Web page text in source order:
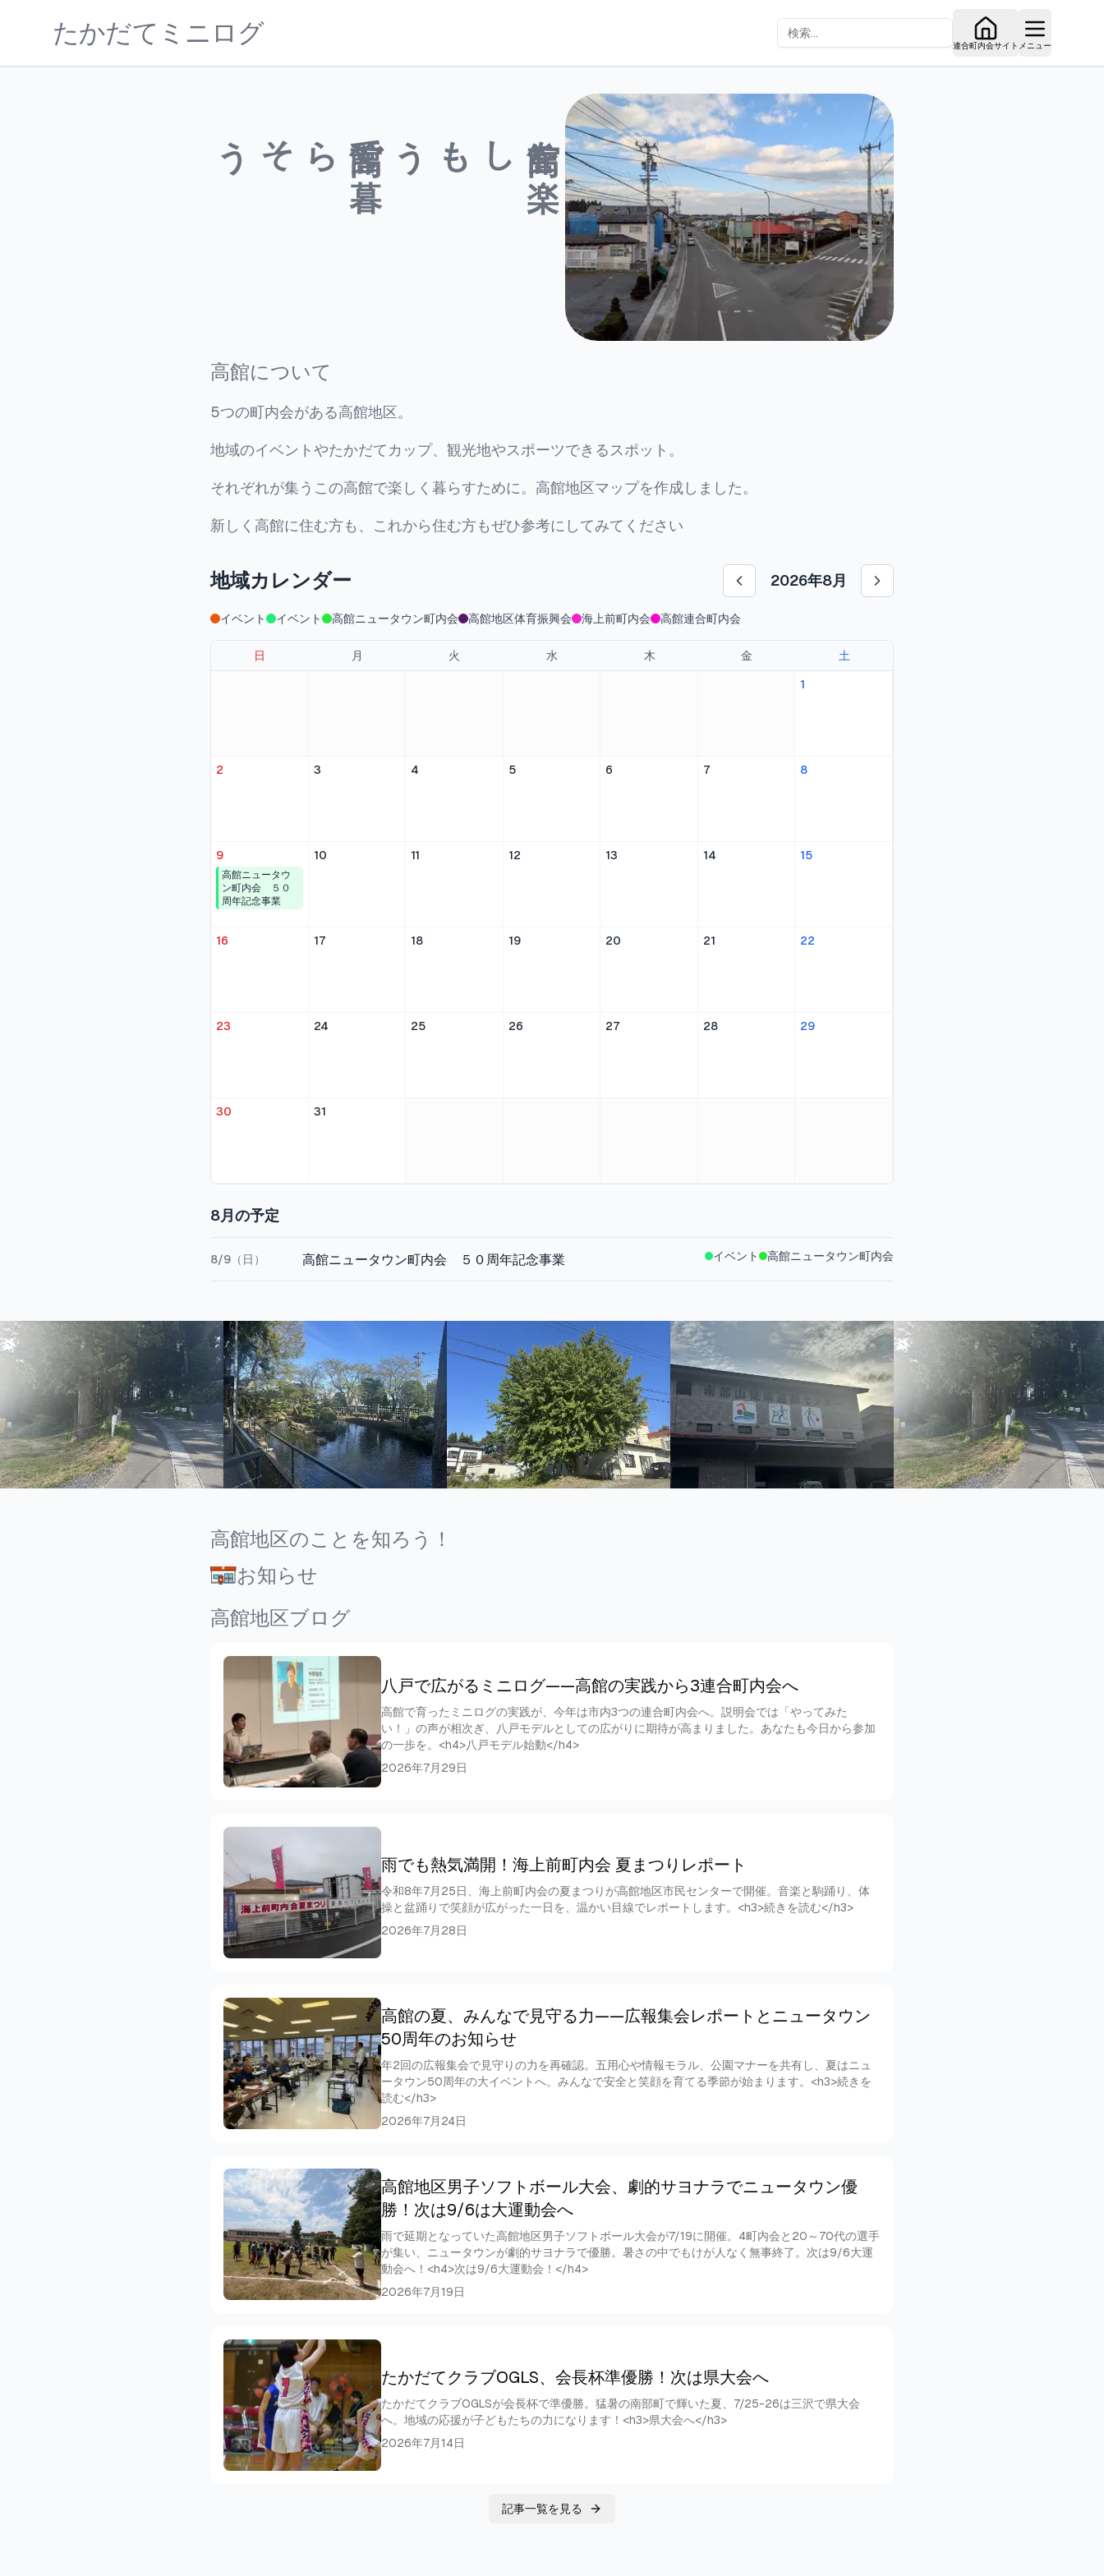
たかだてミニログ 連合町内会サイト メニュー
高館で
暮
らそう 高館を
楽
しもう
高館について
5つの町内会がある高館地区。
地域のイベントやたかだてカップ、観光地やスポーツできるスポット。
それぞれが集うこの高館で楽しく暮らすために。高館地区マップを作成しました。
新しく高館に住む方も、これから住む方もぜひ参考にしてみてください
地域カレンダー 2026年8月
イベント イベント 高館ニュータウン町内会 高館地区体育振興会 海上前町内会 高館連合町内会
日 月 火 水 木 金
土
1
2 3 4 5 6 7 8
9
高館ニュータウ
ン町内会 ５０
周年記念事業
10 11 12 13 14 15
16 17 18 19 20 21 22
23 24 25 26 27 28 29
30 31
8月の予定
8/9（日） 高館ニュータウン町内会 ５０周年記念事業 イベント 高館ニュータウン町内会
高館地区のことを知ろう！
お知らせ
高館地区ブログ
八戸で広がるミニログ——高館の実践から3連合町内会へ
高館で育ったミニログの実践が、今年は市内3つの連合町内会へ。説明会では「やってみた
い！」の声が相次ぎ、八戸モデルとしての広がりに期待が高まりました。あなたも今日から参加
の一歩を。<h4>八戸モデル始動</h4>
2026年7月29日
雨でも熱気満開！海上前町内会 夏まつりレポート
令和8年7月25日、海上前町内会の夏まつりが高館地区市民センターで開催。音楽と駒踊り、体
操と盆踊りで笑顔が広がった一日を、温かい目線でレポートします。<h3>続きを読む</h3>
2026年7月28日
高館の夏、みんなで見守る力——広報集会レポートとニュータウン
50周年のお知らせ
年2回の広報集会で見守りの力を再確認。五用心や情報モラル、公園マナーを共有し、夏はニュ
ータウン50周年の大イベントへ。みんなで安全と笑顔を育てる季節が始まります。<h3>続きを
読む</h3>
2026年7月24日
高館地区男子ソフトボール大会、劇的サヨナラでニュータウン優
勝！次は9/6は大運動会へ
雨で延期となっていた高館地区男子ソフトボール大会が7/19に開催。4町内会と20～70代の選手
が集い、ニュータウンが劇的サヨナラで優勝。暑さの中でもけが人なく無事終了。次は9/6大運
動会へ！<h4>次は9/6大運動会！</h4>
2026年7月19日
たかだてクラブOGLS、会長杯準優勝！次は県大会へ
たかだてクラブOGLSが会長杯で準優勝。猛暑の南部町で輝いた夏、7/25-26は三沢で県大会
へ。地域の応援が子どもたちの力になります！<h3>県大会へ</h3>
2026年7月14日
記事一覧を見る